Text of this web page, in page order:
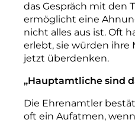
das Gespräch mit den
ermöglicht eine
nicht alles aus ist. Oft
erlebt, sie würden ihre
jetzt überdenken.
„Hauptamtliche sind
Die Ehrenamtler
oft ein Aufatmen, wenn